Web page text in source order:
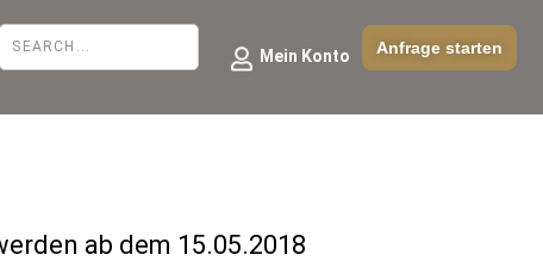
Mein Konto Anfrage starten
ab dem 15.05.2018